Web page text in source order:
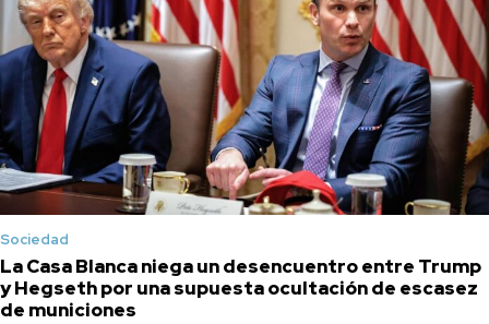
Sociedad
La Casa Blanca niega un desencuentro entre Trump
y Hegseth por una supuesta ocultación de escasez
de municiones